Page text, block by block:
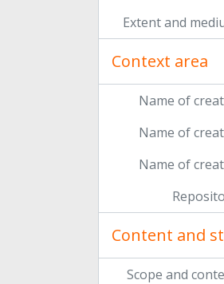
Extent and
Context area
Name of
Name of
Name of
Content and
Scope and